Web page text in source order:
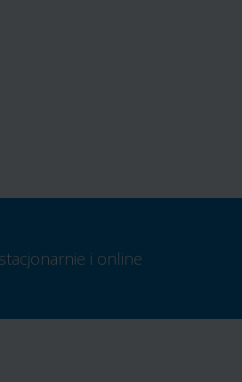
i online